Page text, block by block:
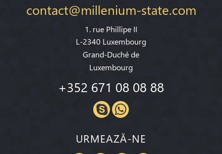
contact@millenium-state.com
1. rue Phillipe II
L-2340 Luxembourg
Grand-Duché de
Luxembourg
+352 671 08 08 88
URMEAZĂ-NE